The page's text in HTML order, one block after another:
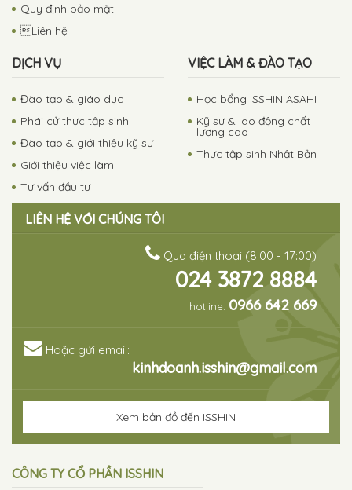
Quy định bảo mật
Liên hệ
DỊCH VỤ
Đào tạo & giáo dục
Phái cử thực tập sinh
Đào tạo & giới thiệu kỹ sư
Giới thiệu việc làm
Tư vấn đầu tư
VIỆC LÀM & ĐÀO TẠO
Học bổng ISSHIN ASAHI
Kỹ sư & lao động chất
lượng cao
Thực tập sinh Nhật Bản
LIÊN HỆ VỚI CHÚNG TÔI
Qua điện thoại (8:00 - 17:00)
024 3872 8884
hotline: 0966 642 669
Hoặc gửi email:
kinhdoanh.isshin@gmail.com
Xem bản đồ đến ISSHIN
CÔNG TY CỔ PHẦN ISSHIN